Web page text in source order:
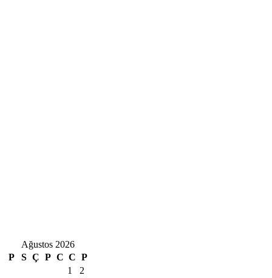
Ağustos 2026
P
S Ç P C C P
1
2